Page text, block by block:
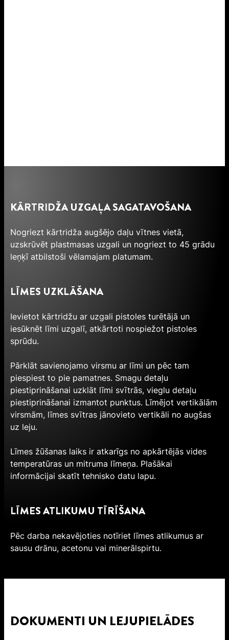
KĀRTRIDŽA UZGAĻA SAGATAVOŠANA
Nogriezt kārtridža augšējo daļu vītnes vietā,
uzskrūvēt plastmasas uzgali un nogriezt to 45 grādu
leņķī atbilstoši vēlamajam platumam.
LĪMES UZKLĀŠANA
Ievietot kārtridžu ar uzgali pistoles turētājā un
iesūknēt līmi uzgalī, atkārtoti nospiežot pistoles
sprūdu.
Pārklāt savienojamo virsmu ar līmi un pēc tam
piespiest to pie pamatnes. Smagu detaļu
piestiprināšanai uzklāt līmi svītrās, vieglu detaļu
piestiprināšanai izmantot punktus. Līmējot vertikālām
virsmām, līmes svītras jānovieto vertikāli no augšas
uz leju.
Līmes žūšanas laiks ir atkarīgs no apkārtējās vides
temperatūras un mitruma līmeņa. Plašākai
informācijai skatīt tehnisko datu lapu.
LĪMES ATLIKUMU TĪRĪŠANA
Pēc darba nekavējoties notīriet līmes atlikumus ar
sausu drānu, acetonu vai minerālspirtu.
DOKUMENTI UN LEJUPIELĀDES